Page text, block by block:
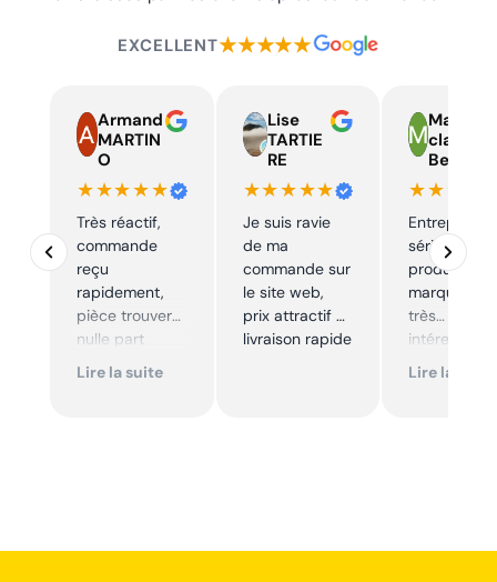
EXCELLENT★★★★★
Armand
MARTIN
O
★★★★★
Très réactif,
commande
reçu
rapidement,
pièce trouver
nulle part
ailleurs et
Lire la suite
Lise
TARTIE
RE
★★★★★
Je suis ravie
de ma
commande sur
le site web,
prix attractif et
livraison rapide
Marie
claire
Beelen
Entreprise
sérieuse,
produits de
marque à
très
Excellent
Lire la suite